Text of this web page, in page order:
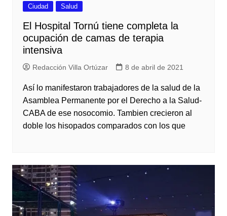
Ciudad Salud
El Hospital Tornú tiene completa la
ocupación de camas de terapia
intensiva
Redacción Villa Ortúzar 8 de abril de 2021
Así lo manifestaron trabajadores de la salud de la
Asamblea Permanente por el Derecho a la Salud-
CABA de ese nosocomio. Tambien crecieron al
doble los hisopados comparados con los que